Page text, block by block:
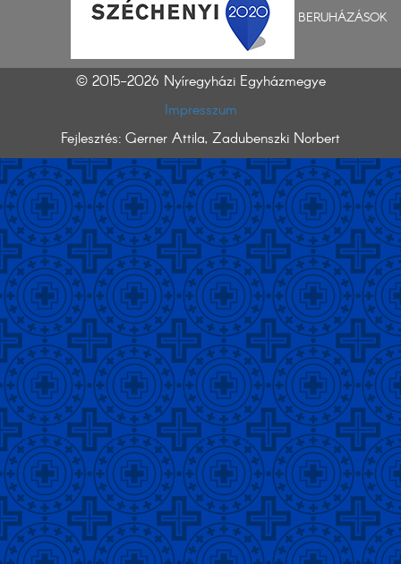
BERUHÁZÁSOK
© 2015-2026 Nyíregyházi Egyházmegye
Impresszum
Fejlesztés: Gerner Attila, Zadubenszki Norbert